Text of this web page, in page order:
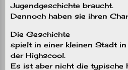
Jugendgeschichte braucht.
Dennoch haben sie ihren
Die Geschichte
spielt in einer kleinen Stadt
der Highscool.
Es ist aber nicht die typische